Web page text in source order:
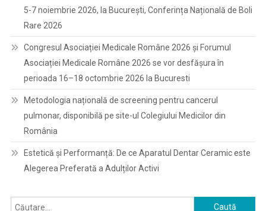
5-7 noiembrie 2026, la București, Conferința Națională de Boli
Rare 2026
Congresul Asociației Medicale Române 2026 și Forumul
Asociației Medicale Române 2026 se vor desfășura în
perioada 16–18 octombrie 2026 la Bucuresti
Metodologia națională de screening pentru cancerul
pulmonar, disponibilă pe site-ul Colegiului Medicilor din
România
Estetică și Performanță: De ce Aparatul Dentar Ceramic este
Alegerea Preferată a Adulților Activi
Caută